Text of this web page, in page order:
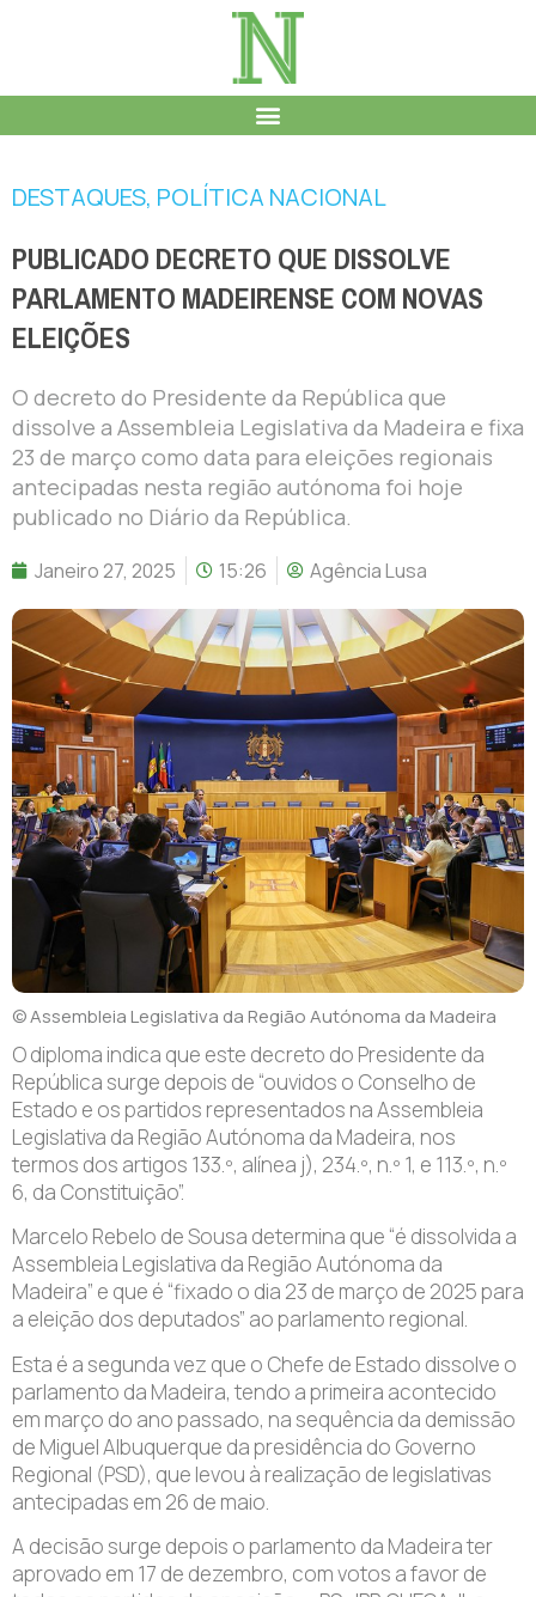
DESTAQUES, POLÍTICA NACIONAL
PUBLICADO DECRETO QUE DISSOLVE
PARLAMENTO MADEIRENSE COM NOVAS
ELEIÇÕES
O decreto do Presidente da República que
dissolve a Assembleia Legislativa da Madeira e fixa
23 de março como data para eleições regionais
antecipadas nesta região autónoma foi hoje
publicado no Diário da República.
Janeiro 27, 2025 15:26 Agência Lusa
© Assembleia Legislativa da Região Autónoma da Madeira
Odiploma indica que este decreto do Presidente da
República surge depois de “ouvidos o Conselho de
Estado e os partidos representados na Assembleia
Legislativa da Região Autónoma da Madeira, nos
termos dos artigos 133.º, alínea j), 234.º, n.º 1, e 113.º, n.º
6, da Constituição”.
Marcelo Rebelo de Sousa determina que “é dissolvida a
Assembleia Legislativa da Região Autónoma da
Madeira” e que é “fixado o dia 23 de março de 2025 para
a eleição dos deputados” ao parlamento regional.
Esta é a segunda vez que o Chefe de Estado dissolve o
parlamento da Madeira, tendo a primeira acontecido
em março do ano passado, na sequência da demissão
de Miguel Albuquerque da presidência do Governo
Regional (PSD), que levou à realização de legislativas
antecipadas em 26 de maio.
A decisão surge depois o parlamento da Madeira ter
aprovado em 17 de dezembro, com votos a favor de